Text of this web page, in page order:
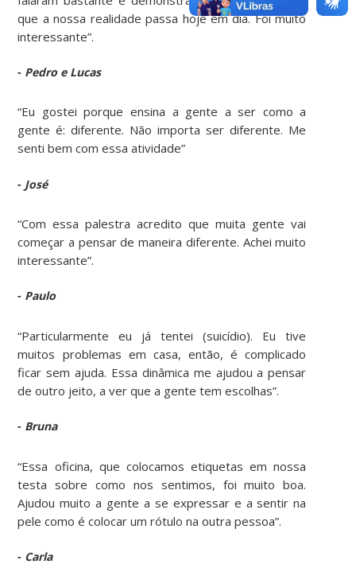
que a nossa realidade passa hoje em dia. Foi muito
interessante”.
- Pedro e Lucas
“Eu gostei porque ensina a gente a ser como a
gente é: diferente. Não importa ser diferente. Me
senti bem com essa atividade”
- José
“Com essa palestra acredito que muita gente vai
começar a pensar de maneira diferente. Achei muito
interessante”.
- Paulo
“Particularmente eu já tentei (suicídio). Eu tive
muitos problemas em casa, então, é complicado
ficar sem ajuda. Essa dinâmica me ajudou a pensar
de outro jeito, a ver que a gente tem escolhas”.
- Bruna
“Essa oficina, que colocamos etiquetas em nossa
testa sobre como nos sentimos, foi muito boa.
Ajudou muito a gente a se expressar e a sentir na
pele como é colocar um rótulo na outra pessoa”.
- Carla